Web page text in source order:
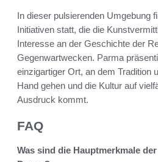
In dieser pulsierenden Umgebung
Initiativen statt, die die
Interesse an der Geschichte der
Gegenwartwecken. Parma
einzigartiger Ort, an dem Tradition
Hand gehen und die Kultur auf
Ausdruck kommt.
FAQ
Was sind die Hauptmerkmale